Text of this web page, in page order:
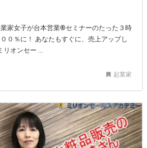
家女子が台本営業®︎セミナーのたった３時
０％に！ あなたもすぐに、売上アップし
オンセー ...
起業家